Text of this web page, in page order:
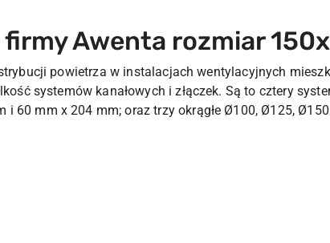
firmy Awenta rozmiar
powietrza w instalacjach wentylacyjnych
systemów kanałowych i złączek. Są to cztery
60 mm x 204 mm; oraz trzy okrągłe Ø100, Ø125,